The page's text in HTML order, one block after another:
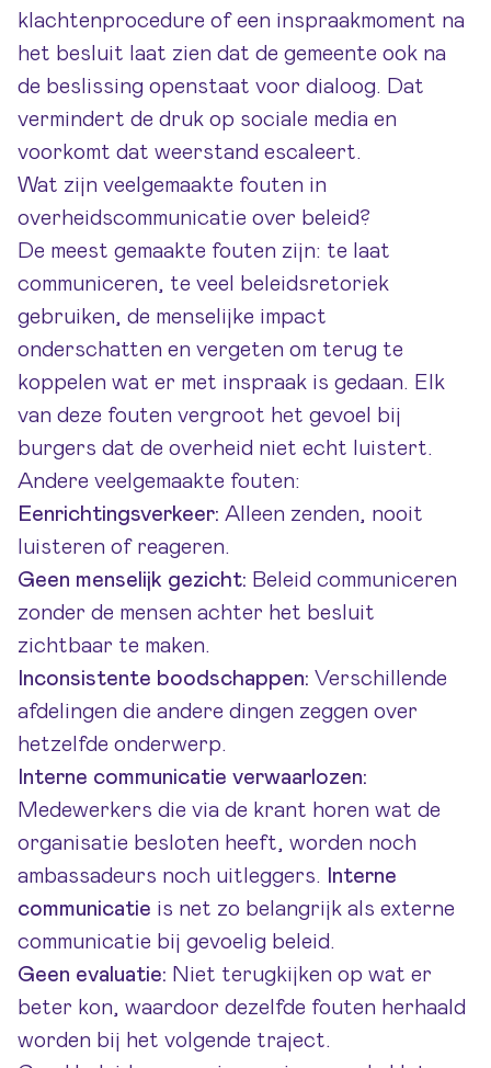
klachtenprocedure of een inspraakmoment na
het besluit laat zien dat de gemeente ook na
de beslissing openstaat voor dialoog. Dat
vermindert de druk op sociale media en
voorkomt dat weerstand escaleert.
Wat zijn veelgemaakte fouten in
overheidscommunicatie over beleid?
De meest gemaakte fouten zijn: te laat
communiceren, te veel beleidsretoriek
gebruiken, de menselijke impact
onderschatten en vergeten om terug te
koppelen wat er met inspraak is gedaan. Elk
van deze fouten vergroot het gevoel bij
burgers dat de overheid niet echt luistert.
Andere veelgemaakte fouten:
Eenrichtingsverkeer: Alleen zenden, nooit
luisteren of reageren.
Geen menselijk gezicht: Beleid communiceren
zonder de mensen achter het besluit
zichtbaar te maken.
Inconsistente boodschappen: Verschillende
afdelingen die andere dingen zeggen over
hetzelfde onderwerp.
Interne communicatie verwaarlozen:
Medewerkers die via de krant horen wat de
organisatie besloten heeft, worden noch
ambassadeurs noch uitleggers.
Interne
communicatie is net zo belangrijk als externe
communicatie bij gevoelig beleid.
Geen evaluatie: Niet terugkijken op wat er
beter kon, waardoor dezelfde fouten herhaald
worden bij het volgende traject.